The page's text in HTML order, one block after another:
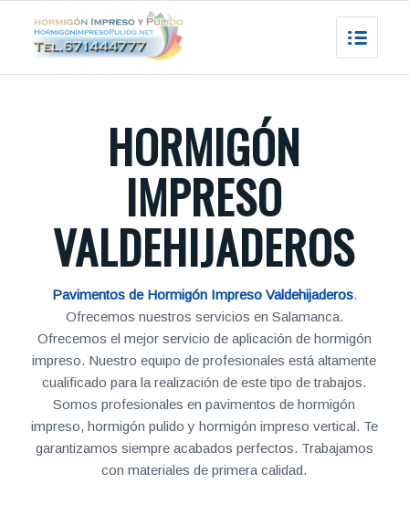
HORMIGÓN
IMPRESO
VALDEHIJADEROS
Pavimentos de Hormigón Impreso Valdehijaderos.
Ofrecemos nuestros servicios en Salamanca.
Ofrecemos el mejor servicio de aplicación de hormigón
impreso. Nuestro equipo de profesionales está altamente
cualificado para la realización de este tipo de trabajos.
Somos profesionales en pavimentos de hormigón
impreso, hormigón pulido y hormigón impreso vertical. Te
garantizamos siempre acabados perfectos. Trabajamos
con materiales de primera calidad.